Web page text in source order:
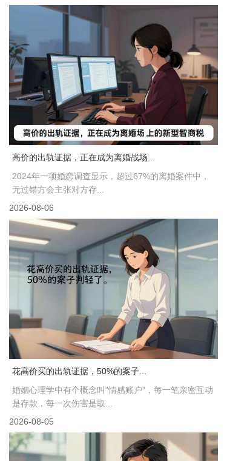
高价的出轨证据，正在成为离婚战场...
2024年一项婚恋调查显示，超过67%的离婚案件中，
无过错方会主张对方存...
2026-08-06
花高价买的出轨证据，50%的案子...
婚姻心理学中有个概念叫“情感账户”，每一笔亲密互动
是存款，每一次伤害是取...
2026-08-05